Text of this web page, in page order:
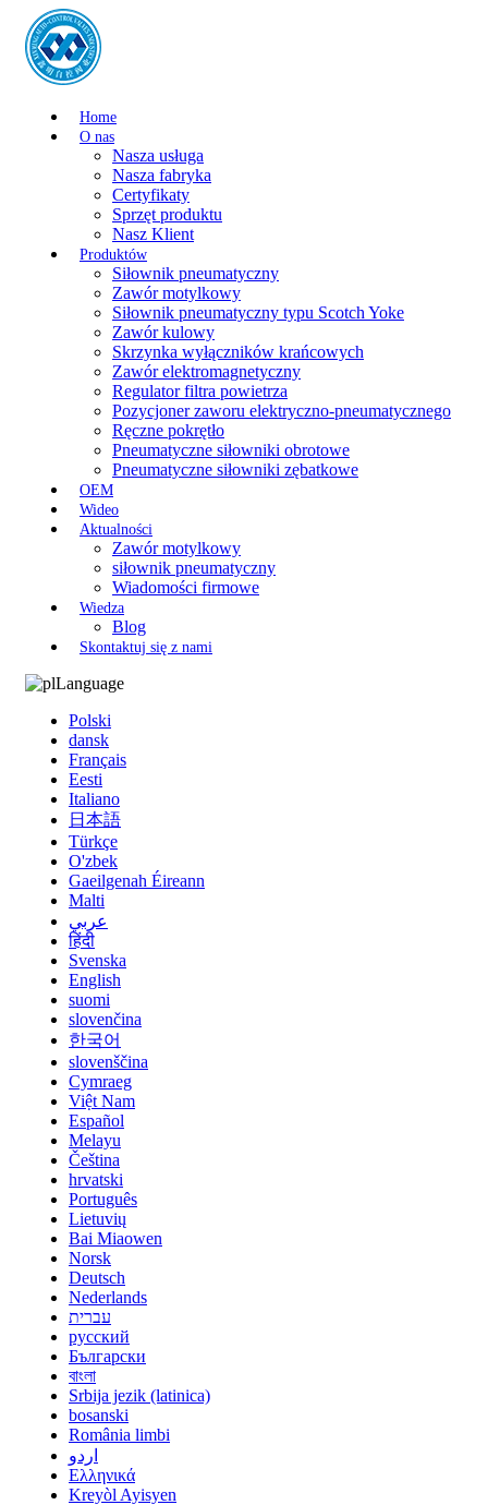
Home
O nas
Nasza usługa
Nasza fabryka
Certyfikaty
Sprzęt produktu
Nasz Klient
Produktów
Siłownik pneumatyczny
Zawór motylkowy
Siłownik pneumatyczny typu Scotch Yoke
Zawór kulowy
Skrzynka wyłączników krańcowych
Zawór elektromagnetyczny
Regulator filtra powietrza
Pozycjoner zaworu elektryczno-pneumatycznego
Ręczne pokrętło
Pneumatyczne siłowniki obrotowe
Pneumatyczne siłowniki zębatkowe
OEM
Wideo
Aktualności
Zawór motylkowy
siłownik pneumatyczny
Wiadomości firmowe
Wiedza
Blog
Skontaktuj się z nami
Language
Polski
dansk
Français
Eesti
Italiano
日本語
Türkçe
O'zbek
Gaeilgenah Éireann
Malti
عربي
हिंदी
Svenska
English
suomi
slovenčina
한국어
slovenščina
Cymraeg
Việt Nam
Español
Melayu
Čeština
hrvatski
Português
Lietuvių
Bai Miaowen
Norsk
Deutsch
Nederlands
עברית
русский
Български
বাংলা
Srbija jezik (latinica)
bosanski
România limbi
اردو
Ελληνικά
Kreyòl Ayisyen